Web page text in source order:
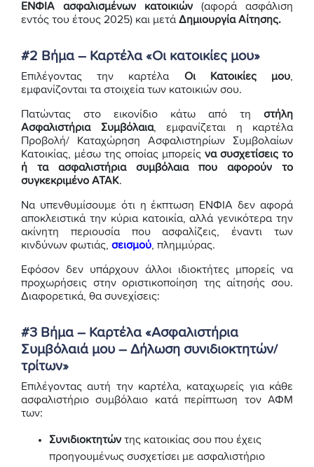
ΕΝΦΙΑ ασφαλισμένων κατοικιών (αφορά ασφάλιση
εντός του έτους 2025) και μετά Δημιουργία Αίτησης.
#2 Βήμα – Καρτέλα «Οι κατοικίες μου»
Επιλέγοντας την καρτέλα Οι Κατοικίες μου,
εμφανίζονται τα στοιχεία των κατοικιών σου.
Πατώντας στο εικονίδιο κάτω από τη στήλη
Ασφαλιστήρια Συμβόλαια, εμφανίζεται η καρτέλα
Προβολή/ Καταχώρηση Ασφαλιστηρίων Συμβολαίων
Κατοικίας, μέσω της οποίας μπορείς να συσχετίσεις το
ή τα ασφαλιστήρια συμβόλαια που αφορούν το
συγκεκριμένο ΑΤΑΚ.
Να υπενθυμίσουμε ότι η έκπτωση ΕΝΦΙΑ δεν αφορά
αποκλειστικά την κύρια κατοικία, αλλά γενικότερα την
ακίνητη περιουσία που ασφαλίζεις, έναντι των
κινδύνων φωτιάς, σεισμού, πλημμύρας.
Εφόσον δεν υπάρχουν άλλοι ιδιοκτήτες μπορείς να
προχωρήσεις στην οριστικοποίηση της αίτησής σου.
Διαφορετικά, θα συνεχίσεις:
#3 Βήμα – Καρτέλα «Ασφαλιστήρια
Συμβόλαιά μου – Δήλωση συνιδιοκτητών/
τρίτων»
Επιλέγοντας αυτή την καρτέλα, καταχωρείς για κάθε
ασφαλιστήριο συμβόλαιο κατά περίπτωση τον ΑΦΜ
των:
Συνιδιοκτητών της κατοικίας σου που έχεις
προηγουμένως συσχετίσει με ασφαλιστήριο